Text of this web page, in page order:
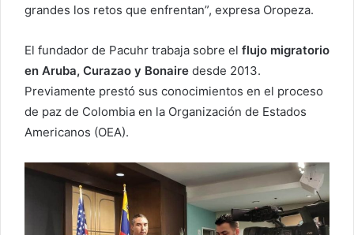
grandes los retos que enfrentan”, expresa Oropeza.
El fundador de Pacuhr trabaja sobre el flujo migratorio
en Aruba, Curazao y Bonaire desde 2013.
Previamente prestó sus conocimientos en el proceso
de paz de Colombia en la Organización de Estados
Americanos (OEA).